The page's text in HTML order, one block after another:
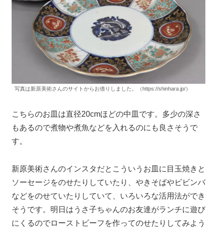
写真は新原美術さんのサイトからお借りしました。（https://shinhara.jp/）
こちらのお皿は直径20cmほどの中皿です。多少の深さ
もあるので煮物や煮魚などを入れるのにも良さそうで
す。
新原美術さんのインスタだとこういうお皿に目玉焼きと
ソーセージをのせたりしていたり、やきそばやビビンバ
などをのせていたりしていて、いろいろな活用法ができ
そうです。明日はうさ子ちゃんのお友達がランチに遊び
にくるのでローストビーフを作ってのせたりしてみよう